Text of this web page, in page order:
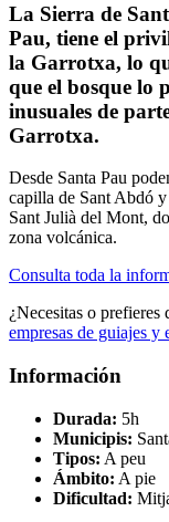
La Sierra de
Pau, tiene el
la Garrotxa, lo
que el bosque lo
inusuales de
Garrotxa.
Desde Santa Pau
capilla de Sant Abdó
Sant Julià del Mont,
zona volcánica.
Consulta toda la
¿Necesitas o prefieres
empresas de guiajes y
Información
Durada: 5h
Municipis:
Tipos: A peu
Ámbito: A pie
Dificultad: